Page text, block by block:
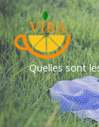
Aller
au
contenu
Quelles sont